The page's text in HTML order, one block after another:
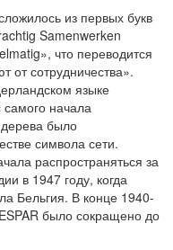
из первых букв
Samenwerken
что переводится
от сотрудничества».
языке
самого начала
было
символа сети.
распространяться за
в 1947 году, когда
Бельгия. В конце 1940-
было сокращено до